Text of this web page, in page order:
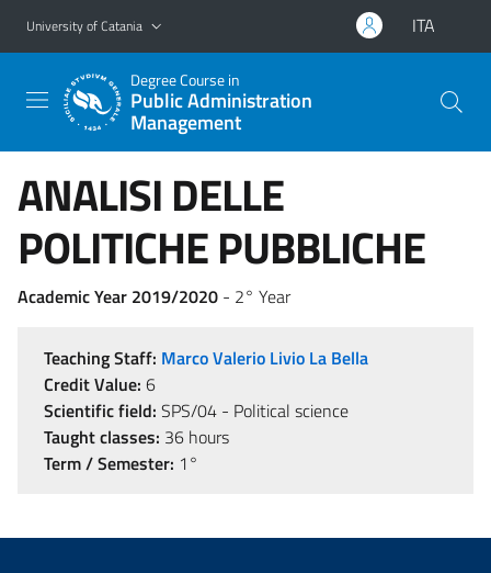
Go to main content
Go to navigation menu
University of Catania ITA
Degree Course in
Public Administration
Management
ANALISI DELLE
POLITICHE PUBBLICHE
Academic Year 2019/2020 - 2° Year
Teaching Staff: Marco Valerio Livio La Bella
Credit Value: 6
Scientific field: SPS/04 - Political science
Taught classes: 36 hours
Term / Semester: 1°